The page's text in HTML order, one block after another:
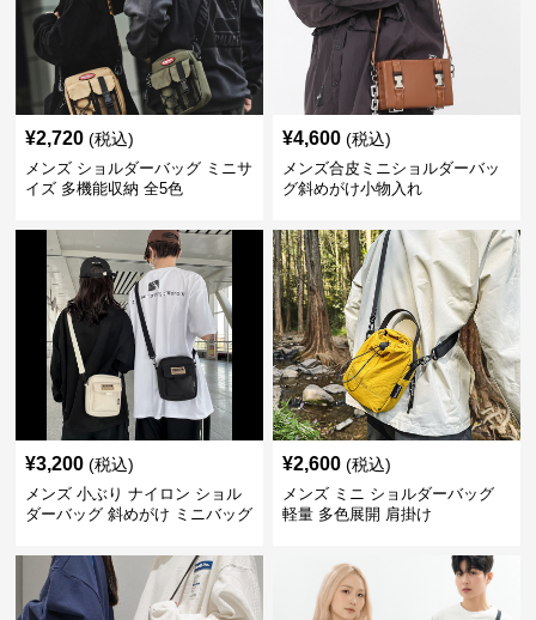
¥2,720 (税込)
メンズ ショルダーバッグ ミニサ
イズ 多機能収納 全5色
¥4,600 (税込)
メンズ合皮ミニショルダーバッ
グ斜めがけ小物入れ
¥3,200 (税込)
メンズ 小ぶり ナイロン ショル
ダーバッグ 斜めがけ ミニバッグ
¥2,600 (税込)
メンズ ミニ ショルダーバッグ
軽量 多色展開 肩掛け